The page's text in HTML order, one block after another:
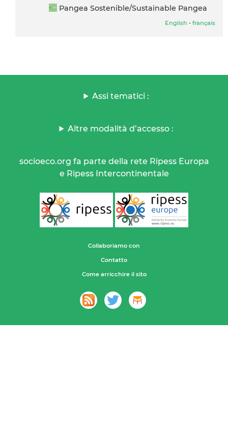
Pangea Sostenible/Sustainable Pangea
English - français
Assi tematici :
Altre modalità d’accesso :
socioeco.org fa parte della rete Ripess Europa
e Ripess Intercontinentale
Collaboriamo con
Contatto
Come arricchire il sito